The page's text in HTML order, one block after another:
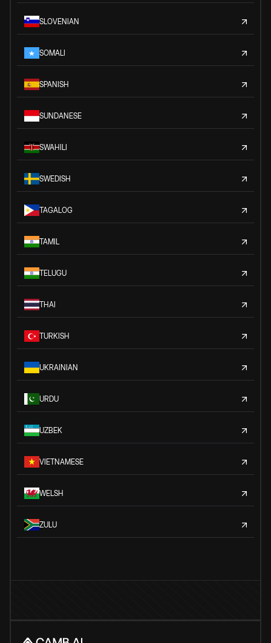
SLOVENIAN
SOMALI
SPANISH
SUNDANESE
SWAHILI
SWEDISH
TAGALOG
TAMIL
TELUGU
THAI
TURKISH
UKRAINIAN
URDU
UZBEK
VIETNAMESE
WELSH
ZULU